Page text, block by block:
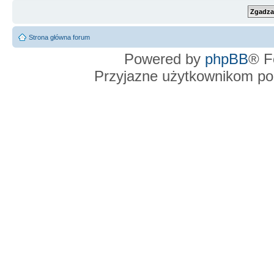
Strona główna forum
Powered by phpBB®
Przyjazne użytkownikom